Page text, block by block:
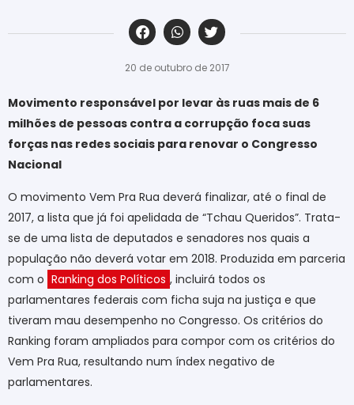
‎ ‎ ‎ ‎ ‎ ‎ ‎ ‎ ‎ ‎ ‎ ‎ ‎ ‎ ‎ ‎ ‎ ‎ ‎ ‎ ‎ ‎ ‎ ‎ ‎ ‎ ‎ ‎ ‎ ‎ ‎
20 de outubro de 2017
Movimento responsável por levar às ruas mais de 6
milhões de pessoas contra a corrupção foca suas
forças nas redes sociais para renovar o Congresso
Nacional
O movimento Vem Pra Rua deverá finalizar, até o final de
2017, a lista que já foi apelidada de “Tchau Queridos”. Trata-
se de uma lista de deputados e senadores nos quais a
população não deverá votar em 2018. Produzida em parceria
com o Ranking dos Políticos , incluirá todos os
parlamentares federais com ficha suja na justiça e que
tiveram mau desempenho no Congresso. Os critérios do
Ranking foram ampliados para compor com os critérios do
Vem Pra Rua, resultando num índex negativo de
parlamentares.